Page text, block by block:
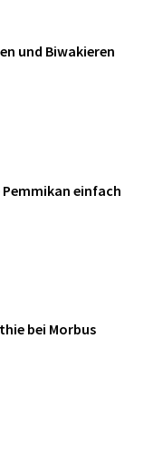
und Biwakieren
einfach
bei Morbus